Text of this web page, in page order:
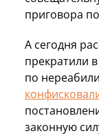
приговора
А сегодня
прекратили
по
законную